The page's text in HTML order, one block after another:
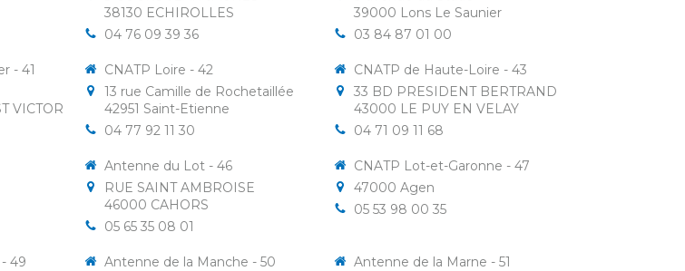
38130 ECHIROLLES
04 76 09 39 36
39000 Lons Le Saunier
03 84 87 01 00
- 41
VICTOR
CNATP Loire - 42
13 rue Camille de Rochetaillée
42951 Saint-Etienne
04 77 92 11 30
CNATP de Haute-Loire - 43
33 BD PRESIDENT BERTRAND
43000 LE PUY EN VELAY
04 71 09 11 68
Antenne du Lot - 46
RUE SAINT AMBROISE
46000 CAHORS
05 65 35 08 01
CNATP Lot-et-Garonne - 47
47000 Agen
05 53 98 00 35
49
Antenne de la Manche - 50
Antenne de la Marne - 51